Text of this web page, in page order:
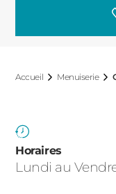
Accueil Menuiserie
Horaires
Lundi au